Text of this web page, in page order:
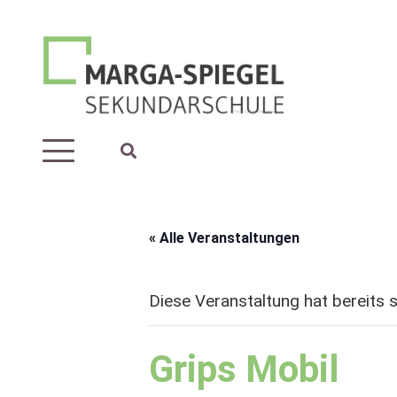
« Alle Veranstaltungen
Diese Veranstaltung hat bereits
Grips Mobil